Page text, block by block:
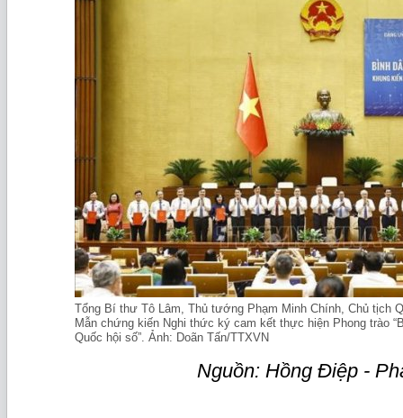
Tổng Bí thư Tô Lâm, Thủ tướng Phạm Minh Chính, Chủ tịch
Mẫn chứng kiến Nghi thức ký cam kết thực hiện Phong trào
Quốc hội số”. Ảnh: Doãn Tấn/TTXVN
Nguồn: Hồng Điệp -